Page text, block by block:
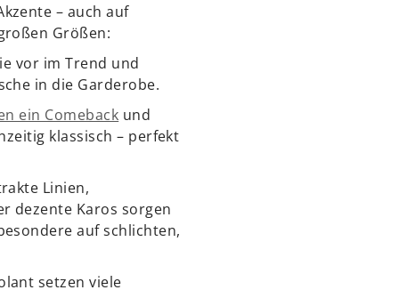
– auch auf
Größen:
vor im Trend und
in die Garderobe.
ein Comeback und
klassisch – perfekt
Linien,
dezente Karos sorgen
auf schlichten,
setzen viele